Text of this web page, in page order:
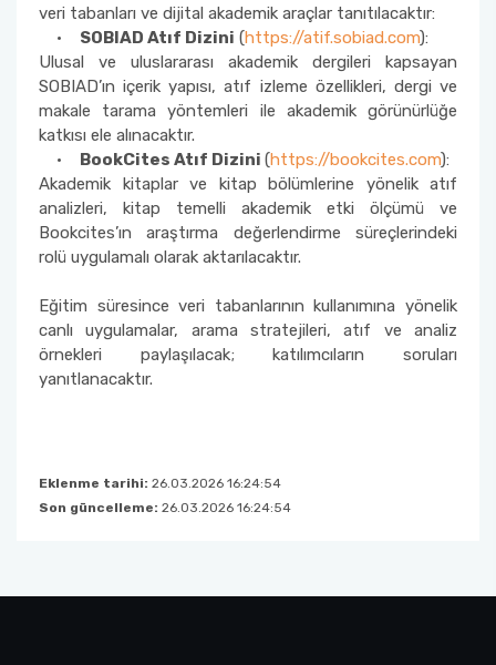
veri tabanları ve dijital akademik araçlar tanıtılacaktır:
• SOBIAD Atıf Dizini (https://atif.sobiad.com):
Ulusal ve uluslararası akademik dergileri kapsayan
SOBIAD’ın içerik yapısı, atıf izleme özellikleri, dergi ve
makale tarama yöntemleri ile akademik görünürlüğe
katkısı ele alınacaktır.
• BookCites Atıf Dizini (https://bookcites.com):
Akademik kitaplar ve kitap bölümlerine yönelik atıf
analizleri, kitap temelli akademik etki ölçümü ve
Bookcites’ın araştırma değerlendirme süreçlerindeki
rolü uygulamalı olarak aktarılacaktır.
Eğitim süresince veri tabanlarının kullanımına yönelik
canlı uygulamalar, arama stratejileri, atıf ve analiz
örnekleri paylaşılacak; katılımcıların soruları
yanıtlanacaktır.
Eklenme tarihi: 26.03.2026 16:24:54
Son güncelleme: 26.03.2026 16:24:54